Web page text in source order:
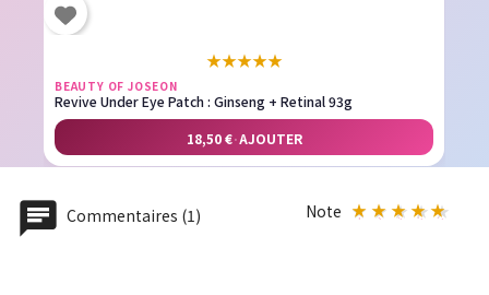
★★★★★
BEAUTY OF JOSEON
Revive Under Eye Patch : Ginseng + Retinal 93g
18,50 €·AJOUTER
Commentaires (1) Note